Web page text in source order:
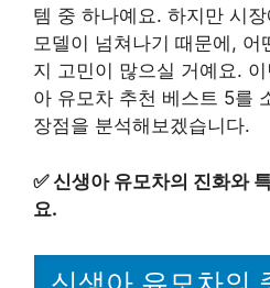
템 중 하나예요. 하지만 시
모델이 넘쳐나기 때문에, 어
지 고민이 많으실 거예요.
아 유모차 추천 베스트 5를
장점을 분석해보겠습니다.
✅신생아 유모차의 진화와
요.